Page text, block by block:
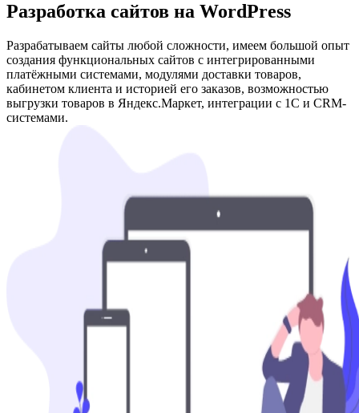
Разработка сайтов на WordPress
Разрабатываем сайты любой сложности, имеем большой опыт
создания функциональных сайтов с интегрированными
платёжными системами, модулями доставки товаров,
кабинетом клиента и историей его заказов, возможностью
выгрузки товаров в Яндекс.Маркет, интеграции с 1C и CRM-
системами.